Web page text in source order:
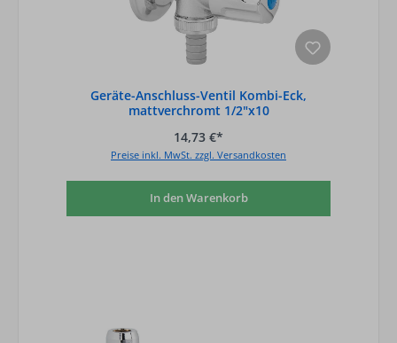
Geräte-Anschluss-Ventil Kombi-Eck,
mattverchromt 1/2"x10
14,73 €*
Preise inkl. MwSt. zzgl. Versandkosten
In den Warenkorb